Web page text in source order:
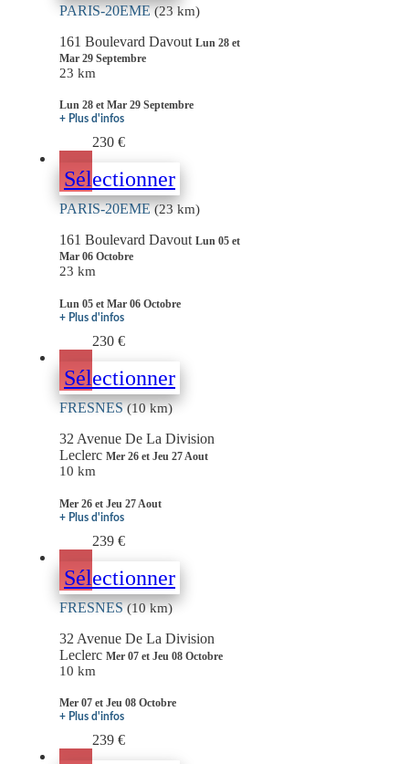
PARIS-20EME(23 km)
161 Boulevard Davout Lun 28 et
Mar 29 Septembre
23 km
Lun 28 et Mar 29 Septembre
+ Plus d'infos
230 €
Sélectionner
PARIS-20EME(23 km)
161 Boulevard Davout Lun 05 et
Mar 06 Octobre
23 km
Lun 05 et Mar 06 Octobre
+ Plus d'infos
230 €
Sélectionner
FRESNES(10 km)
32 Avenue De La Division
Leclerc Mer 26 et Jeu 27 Aout
10 km
Mer 26 et Jeu 27 Aout
+ Plus d'infos
239 €
Sélectionner
FRESNES(10 km)
32 Avenue De La Division
Leclerc Mer 07 et Jeu 08 Octobre
10 km
Mer 07 et Jeu 08 Octobre
+ Plus d'infos
239 €